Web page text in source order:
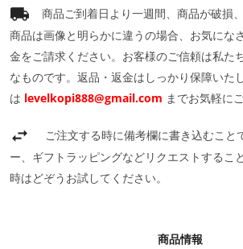
商品ご到着日より一週間、商品が破損
商品は画像と明らかに違うの場合、お気にな
金をご請求ください。お客様のご信頼は私た
なものです。返品・返金はしっかり保障いた
は levelkopi888@gmail.com までお気軽に
ご注文する時に備考欄に書き込むこと
ー、ギフトラッピングなどリクエストするこ
時はどぞうお試してください。
商品情報